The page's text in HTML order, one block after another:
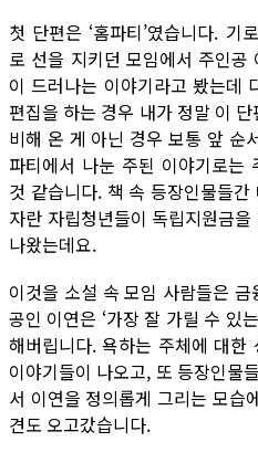
첫 단편은 ‘홈파티’였습니다. 기
로 선을 지키던 모임에서 주인공
이 드러나는 이야기라고 봤는데
편집을 하는 경우 내가 정말 이
비해 온 게 아닌 경우 보통 앞 순
파티에서 나눈 주된 이야기로는
것 같습니다. 책 속 등장인물들
자란 자립청년들이 독립지원금
나왔는데요.
이것을 소설 속 모임 사람들은
공인 이연은 ‘가장 잘 가릴 수 있
해버립니다. 욕하는 주체에 대
이야기들이 나오고, 또 등장인물
서 이연을 정의롭게 그리는 모습
견도 오고갔습니다.